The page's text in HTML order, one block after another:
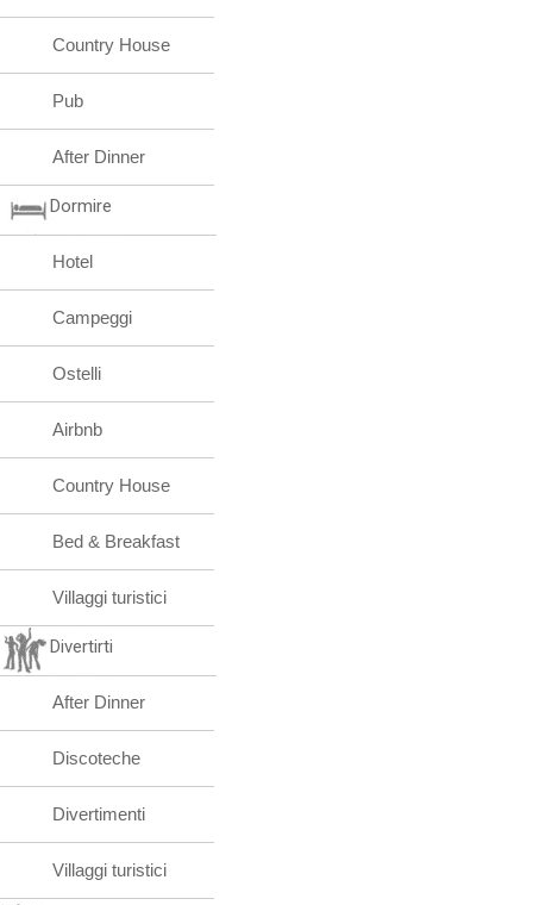
Country House
Pub
After Dinner
Dormire
Hotel
Campeggi
Ostelli
Airbnb
Country House
Bed & Breakfast
Villaggi turistici
Divertirti
After Dinner
Discoteche
Divertimenti
Villaggi turistici